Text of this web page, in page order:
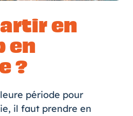
en
en
?
période pour
, il faut prendre en